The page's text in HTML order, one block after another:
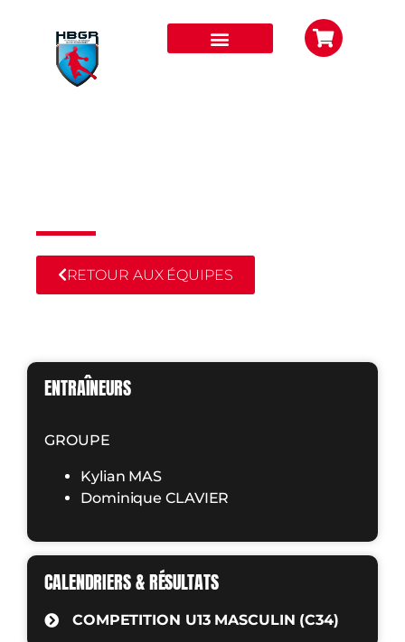
RETOUR AUX ÉQUIPES
ENTRAÎNEURS
GROUPE
Kylian MAS
Dominique CLAVIER
CALENDRIERS & RÉSULTATS
COMPETITION U13 MASCULIN (C34)